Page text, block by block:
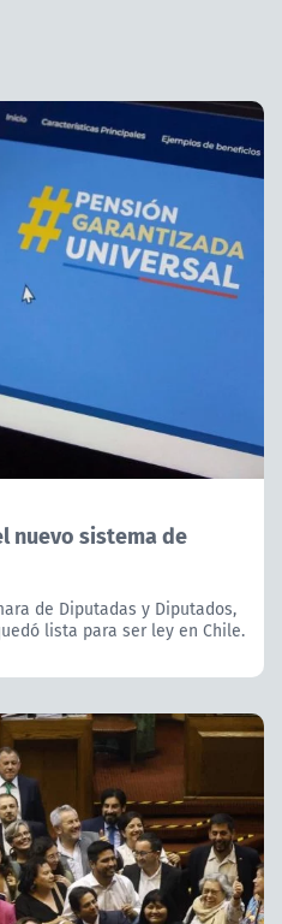
nuevo sistema de
de Diputadas y Diputados,
lista para ser ley en Chile.